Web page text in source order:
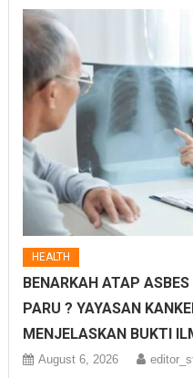
HEALTH
BENARKAH ATAP
PARU ? YAYASAN
MENJELASKAN BUKTI
August 6, 2026